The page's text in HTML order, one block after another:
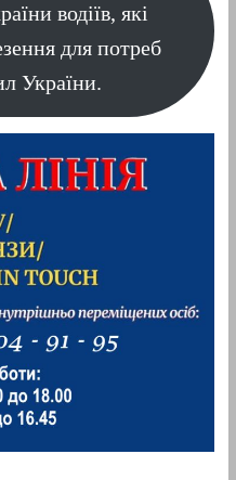
водіїв, які
для потреб
України.